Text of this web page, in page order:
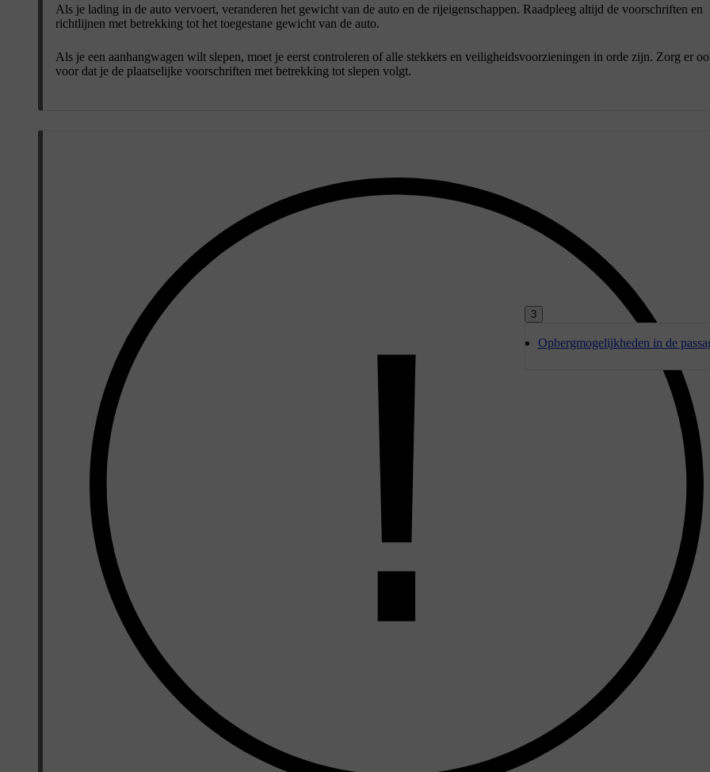
3
Opbergmogelijkheden in de
Als je lading in de auto vervoert, veranderen het gewicht van de auto en de rijeigenschappen. Raadpleeg altijd de voorschriften en
richtlijnen met betrekking tot het toegestane gewicht van de auto.
Als je een aanhangwagen wilt slepen, moet je eerst controleren of alle stekkers en veiligheidsvoorzieningen in orde zijn. Zorg er
voor dat je de plaatselijke voorschriften met betrekking tot slepen volgt.